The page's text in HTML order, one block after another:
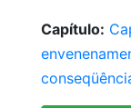
Capítulo: